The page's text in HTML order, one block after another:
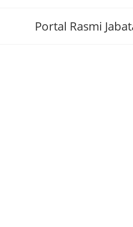
Portal Rasmi